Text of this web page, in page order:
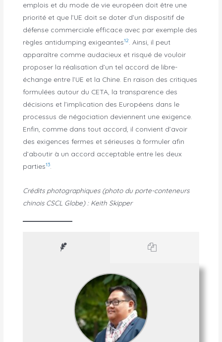
emplois et du mode de vie européen doit être une
priorité et que l’UE doit se doter d’un dispositif de
défense commerciale efficace avec par exemple des
règles antidumping exigeantes12
. Ainsi, il peut
apparaître comme audacieux et risqué de vouloir
proposer la réalisation d’un tel accord de libre-
échange entre l’UE et la Chine. En raison des critiques
formulées autour du CETA, la transparence des
décisions et l’implication des Européens dans le
processus de négociation deviennent une exigence.
Enfin, comme dans tout accord, il convient d’avoir
des exigences fermes et sérieuses à formuler afin
d’aboutir à un accord acceptable entre les deux
parties13
Crédits photographiques (photo du porte-conteneurs
chinois CSCL Globe) : Keith Skipper